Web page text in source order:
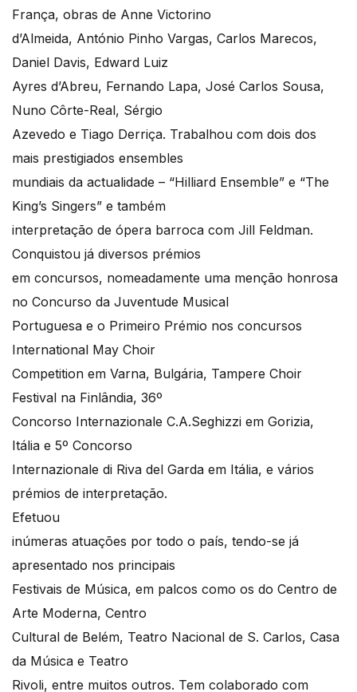
França, obras de Anne Victorino
d’Almeida, António Pinho Vargas, Carlos Marecos,
Daniel Davis, Edward Luiz
Ayres d’Abreu, Fernando Lapa, José Carlos Sousa,
Nuno Côrte-Real, Sérgio
Azevedo e Tiago Derriça. Trabalhou com dois dos
mais prestigiados ensembles
mundiais da actualidade – “Hilliard Ensemble” e “The
King’s Singers” e também
interpretação de ópera barroca com Jill Feldman.
Conquistou já diversos prémios
em concursos, nomeadamente uma menção honrosa
no Concurso da Juventude Musical
Portuguesa e o Primeiro Prémio nos concursos
International May Choir
Competition em Varna, Bulgária, Tampere Choir
Festival na Finlândia, 36º
Concorso Internazionale C.A.Seghizzi em Gorizia,
Itália e 5º Concorso
Internazionale di Riva del Garda em Itália, e vários
prémios de interpretação.
Efetuou
inúmeras atuações por todo o país, tendo-se já
apresentado nos principais
Festivais de Música, em palcos como os do Centro de
Arte Moderna, Centro
Cultural de Belém, Teatro Nacional de S. Carlos, Casa
da Música e Teatro
Rivoli, entre muitos outros. Tem colaborado com